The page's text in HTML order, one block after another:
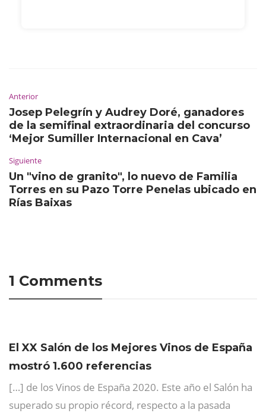
Anterior
Josep Pelegrín y Audrey Doré, ganadores
de la semifinal extraordinaria del concurso
‘Mejor Sumiller Internacional en Cava’
Siguiente
Un "vino de granito", lo nuevo de Familia
Torres en su Pazo Torre Penelas ubicado en
Rías Baixas
1 Comments
El XX Salón de los Mejores Vinos de España
mostró 1.600 referencias
[…] de los Vinos de España 2020. Este año el Salón ha
superado su propio récord, respecto a la pasada